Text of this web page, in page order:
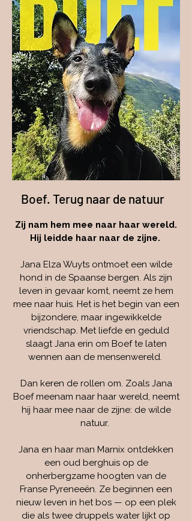
Boef. Terug naar de natuur
Zij nam hem mee naar haar wereld.
Hij leidde haar naar de zijne.
Jana Elza Wuyts ontmoet een wilde
hond in de Spaanse bergen. Als zijn
leven in gevaar komt, neemt ze hem
mee naar huis. Het is het begin van een
bijzondere, maar ingewikkelde
vriendschap. Met liefde en geduld
slaagt Jana erin om Boef te laten
wennen aan de mensenwereld.
Dan keren de rollen om. Zoals Jana
Boef meenam naar haar wereld, neemt
hij haar mee naar de zijne: de wilde
natuur.
Jana en haar man Marnix ontdekken
een oud berghuis op de
onherbergzame hoogten van de
Franse Pyreneeën. Ze beginnen een
nieuw leven in het bos — op een plek
die als twee druppels water lijkt op